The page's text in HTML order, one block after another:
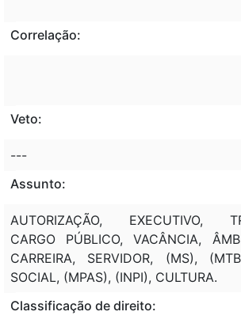
Correlação:
Veto:
---
Assunto:
AUTORIZAÇÃO, EXECUTIVO,
CARGO PÚBLICO, VACÂNCIA,
CARREIRA, SERVIDOR, (MS),
SOCIAL, (MPAS), (INPI), CULTURA.
Classificação de direito: